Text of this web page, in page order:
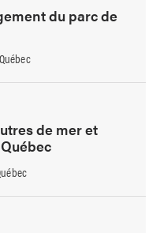
du parc de
de mer et